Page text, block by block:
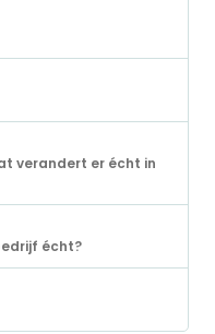
verandert er écht in
écht?